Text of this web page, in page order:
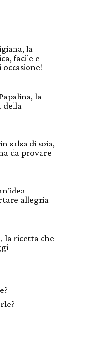
la
facile e
la
della
salsa di soia,
da provare
allegria
la ricetta che